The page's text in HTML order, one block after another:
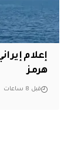
إعلام
هرمز
قبل 8 ساعات